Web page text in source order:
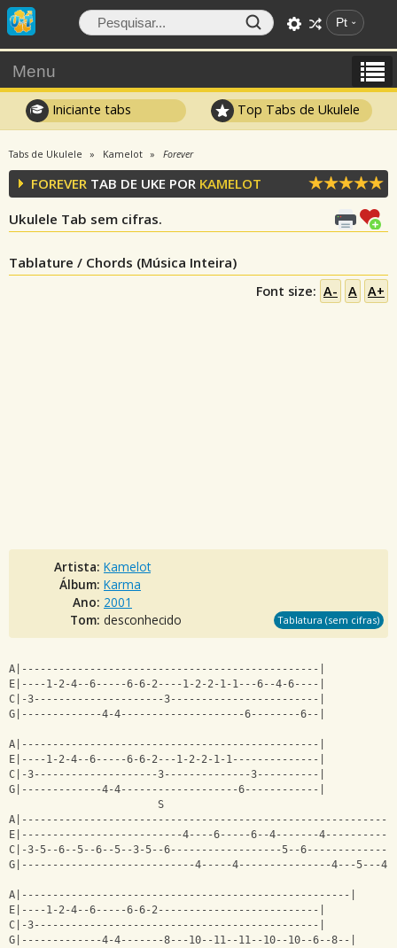
Pt
Menu
Iniciante tabs Top Tabs de Ukulele
Tabs de Ukulele Kamelot Forever
FOREVER TAB DE UKE POR KAMELOT
Ukulele Tab sem cifras.
Tablature / Chords (Música Inteira)
Font size: A- A A+
Artista: Kamelot
Álbum: Karma
Ano: 2001
Tom: desconhecido Tablatura (sem cifras)
A|------------------------------------------------|
E|----1-2-4--6-----6-6-2----1-2-2-1-1---6--4-6----|
C|-3---------------------3------------------------|
G|-------------4-4--------------------6--------6--|
A|------------------------------------------------|
E|----1-2-4--6-----6-6-2---1-2-2-1-1--------------|
C|-3--------------------3--------------3----------|
G|-------------4-4-------------------6------------|
E|--------------------------4----6-----6--4-------
C|-3-5--6--5--6--5--3-5--6------------------5--
G|----------------------------4-----4---------------4---5---
A|-----------------------------------------------------|
E|----1-2-4--6-----6-6-2--------------------------|
C|-3----------------------------------------------|
G|-------------4-4-------8---10--11--11--10--10--6--8--|